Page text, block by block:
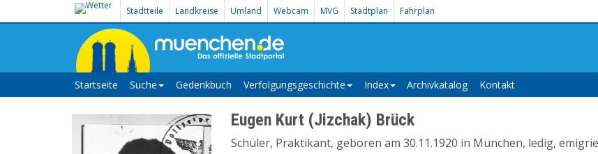
Stadtteile Landkreise Umland Webcam MVG Stadtplan Fahrplan
Startseite Suche Gedenkbuch Verfolgungsgeschichte Index Archivkatalog Kontakt
Eugen Kurt (Jizchak) Brück
Schüler, Praktikant, geboren am 30.11.1920 in München, ledig,